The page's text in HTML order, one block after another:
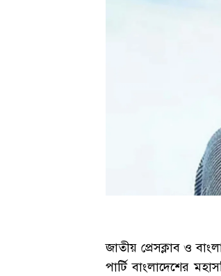
জাতীয় প্রেসক্লাব ও
পার্টি বাংলাদেশের